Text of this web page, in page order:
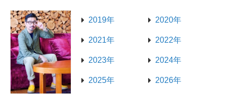
2019年 2020年
2021年 2022年
2023年 2024年
2025年 2026年